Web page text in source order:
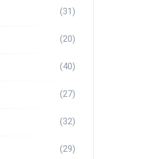
(31)
(20)
(40)
(27)
(32)
(29)